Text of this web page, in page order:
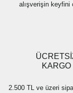
alışverişin keyfini
KARGO
2.500 TL ve üzeri